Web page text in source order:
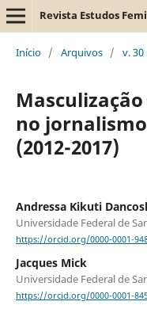
Revista Estudos
Início / Arquivos / v. 30
no
(2012-2017)
Andressa Kikuti
Universidade Federal de
https://orcid.org/0000-0001-
Jacques Mick
Universidade Federal de
https://orcid.org/0000-0001-